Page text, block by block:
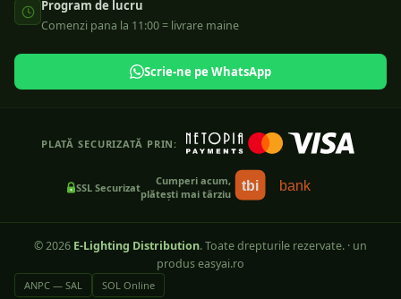
Program de lucru
Comenzi pana la 11:00 = livrare maine
Scrie-ne pe WhatsApp
PLATĂ SECURIZATĂ PRIN:
SSL Securizat
Cumperi acum,
plătești mai târziu
tbi bank
©2026 E-Lighting Distribution. Toate drepturile rezervate. · un
produs easyai.ro
ANPC — SAL SOL Online